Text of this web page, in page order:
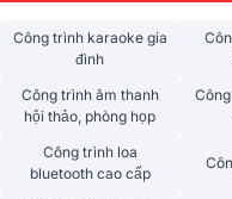
Công trình karaoke gia
đình
Công trình âm thanh
hội thảo, phòng họp
Công trình loa
bluetooth cao cấp